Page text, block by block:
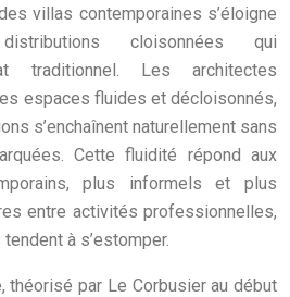
villas contemporaines s’éloigne
cloisonnées qui
traditionnel. Les architectes
espaces fluides et décloisonnés,
s’enchaînent naturellement sans
Cette fluidité répond aux
plus informels et plus
entre activités professionnelles,
à s’estomper.
théorisé par Le Corbusier au début